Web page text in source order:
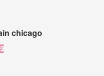
chicago